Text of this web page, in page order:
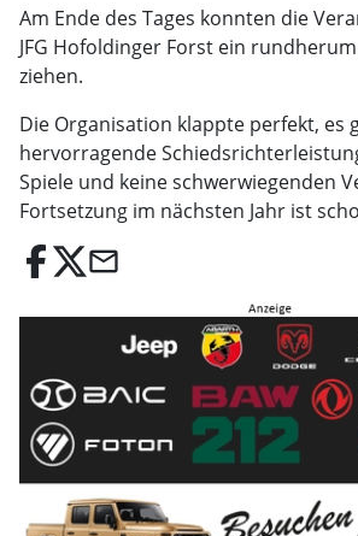
Am Ende des Tages konnten die
JFG Hofoldinger Forst ein
ziehen.
Die Organisation klappte perfekt, es
hervorragende
Spiele und keine schwerwiegenden
Fortsetzung im nächsten Jahr ist
email